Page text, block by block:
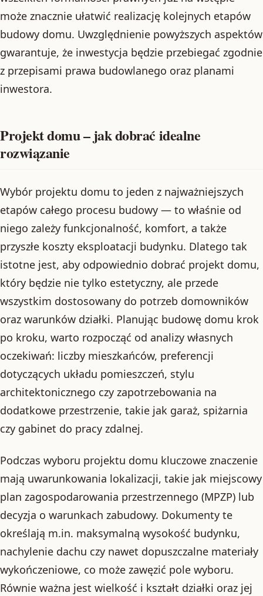
może znacznie ułatwić realizację kolejnych etapów
budowy domu. Uwzględnienie powyższych aspektów
gwarantuje, że inwestycja będzie przebiegać zgodnie
z przepisami prawa budowlanego oraz planami
inwestora.
Projekt domu – jak dobrać idealne
rozwiązanie
Wybór projektu domu to jeden z najważniejszych
etapów całego procesu budowy — to właśnie od
niego zależy funkcjonalność, komfort, a także
przyszłe koszty eksploatacji budynku. Dlatego tak
istotne jest, aby odpowiednio dobrać projekt domu,
który będzie nie tylko estetyczny, ale przede
wszystkim dostosowany do potrzeb domowników
oraz warunków działki. Planując budowę domu krok
po kroku, warto rozpocząć od analizy własnych
oczekiwań: liczby mieszkańców, preferencji
dotyczących układu pomieszczeń, stylu
architektonicznego czy zapotrzebowania na
dodatkowe przestrzenie, takie jak garaż, spiżarnia
czy gabinet do pracy zdalnej.
Podczas wyboru projektu domu kluczowe znaczenie
mają uwarunkowania lokalizacji, takie jak miejscowy
plan zagospodarowania przestrzennego (MPZP) lub
decyzja o warunkach zabudowy. Dokumenty te
określają m.in. maksymalną wysokość budynku,
nachylenie dachu czy nawet dopuszczalne materiały
wykończeniowe, co może zawęzić pole wyboru.
Równie ważna jest wielkość i kształt działki oraz jej